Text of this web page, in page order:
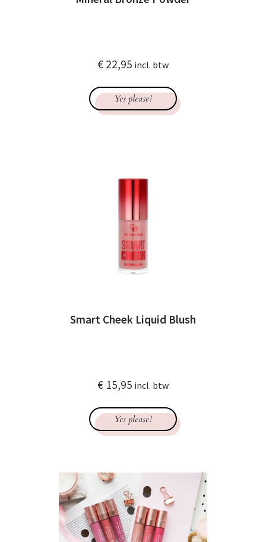
€ 22,95 incl. btw
Yes please!
Smart Cheek Liquid Blush
€ 15,95 incl. btw
Yes please!